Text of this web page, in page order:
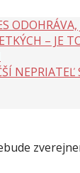
ODOHRÁVA,
– JE
NEPRIATEĽ